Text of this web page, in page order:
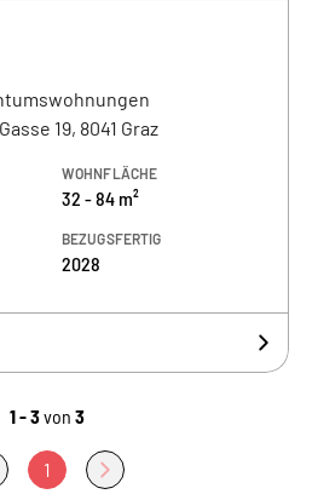
19, 8041 Graz
WOHNFLÄCHE
32 - 84 m²
BEZUGSFERTIG
2028
1 - 3von 3
1